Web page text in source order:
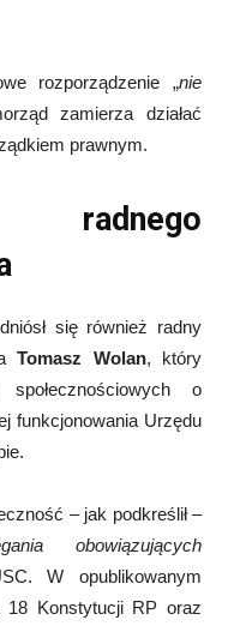
rozporządzenie „nie
zamierza działać
prawnym.
radnego
się również radny
Tomasz Wolan, który
o
funkcjonowania Urzędu
– jak podkreślił –
obowiązujących
W opublikowanym
18 Konstytucji RP oraz